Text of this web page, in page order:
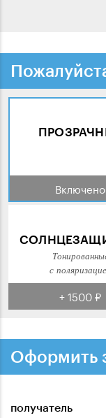
Включено
с
+ 1500 ₽
Оформить
получатель